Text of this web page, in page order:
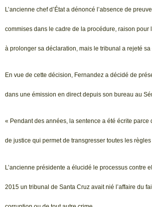
L’ancienne chef d’État a dénoncé l’absence de
commises dans le cadre de la procédure, raison pour
à prolonger sa déclaration, mais le tribunal a rejeté sa
En vue de cette décision, Fernandez a décidé de
dans une émission en direct depuis son bureau au
« Pendant des années, la sentence a été écrite parce
de justice qui permet de transgresser toutes les
L’ancienne présidente a élucidé le processus contre
2015 un tribunal de Santa Cruz avait nié l’affaire du